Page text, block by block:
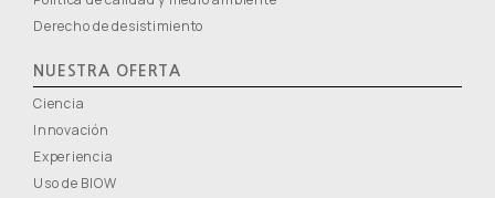
Derecho de desistimiento
NUESTRA OFERTA
Ciencia
Innovación
Experiencia
Uso de BIOW